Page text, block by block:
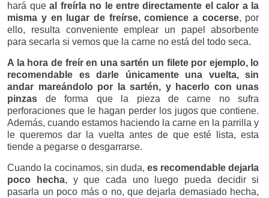
hará queal freírla no le entre directamente el calor a la
misma y en lugar de freírse, comience a cocerse, por
ello, resulta conveniente emplear un papel absorbente
para secarla si vemos que la carne no está del todo seca.
A la hora de freír en una sartén un filete por ejemplo, lo
recomendable es darle únicamente una vuelta, sin
andar mareándolo por la sartén, y hacerlo con unas
pinzas de forma que la pieza de carne no sufra
perforaciones que le hagan perder los jugos que contiene.
Además, cuando estamos haciendo la carne en la parrilla y
le queremos dar la vuelta antes de que esté lista, esta
tiende a pegarse o desgarrarse.
Cuando la cocinamos, sin duda,es recomendable dejarla
poco hecha, y que cada uno luego pueda decidir si
pasarla un poco más o no, que dejarla demasiado hecha,